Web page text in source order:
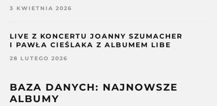
3 KWIETNIA 2026
LIVE Z KONCERTU JOANNY SZUMACHER
I PAWŁA CIEŚLAKA Z ALBUMEM LIBE
28 LUTEGO 2026
BAZA DANYCH: NAJNOWSZE
ALBUMY